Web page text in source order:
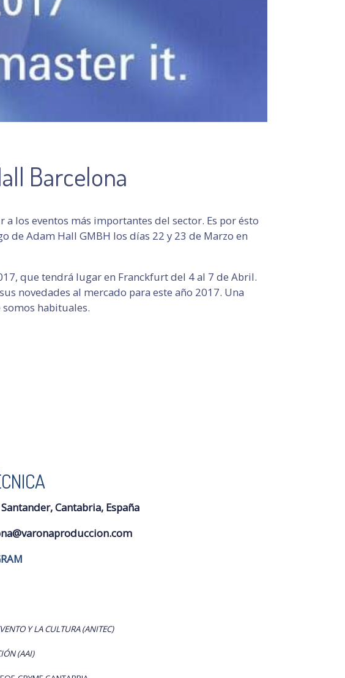
Barcelona
los eventos más importantes del sector. Es por ésto
de Adam Hall GMBH los días 22 y 23 de Marzo en
que tendrá lugar en Franckfurt del 4 al 7 de Abril.
novedades al mercado para este año 2017. Una
habituales.
Cantabria, España
Y LA CULTURA (ANITEC)
(AAI)